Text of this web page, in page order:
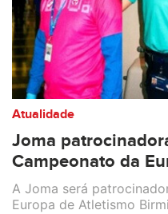
Atualidade
Joma
Campeonato da
A Joma será
Europa de Atletismo